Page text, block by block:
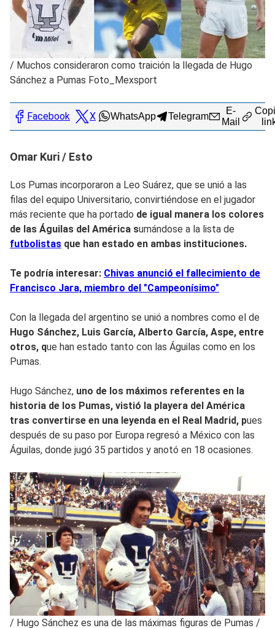
/ Muchos consideraron como traición la llegada de Hugo
Sánchez a Pumas Foto_Mexsport
Facebook X WhatsApp Telegram
E-
Mail
Omar Kuri / Esto
Los Pumas incorporaron a Leo Suárez, que se unió a las
filas del equipo Universitario, convirtiéndose en el jugador
más reciente que ha portado de igual manera los colores
de las Águilas del América sumándose a la lista de
futbolistas que han estado en ambas instituciones.
Te podría interesar: Chivas anunció el fallecimiento de
Francisco Jara, miembro del "Campeonísimo"
Con la llegada del argentino se unió a nombres como el de
Hugo Sánchez, Luis García, Alberto García, Aspe, entre
otros, que han estado tanto con las Águilas como en los
Pumas.
Hugo Sánchez, uno de los máximos referentes en la
historia de los Pumas, vistió la playera del América
tras convertirse en una leyenda en el Real Madrid, pues
después de su paso por Europa regresó a México con las
Águilas, donde jugó 35 partidos y anotó en 18 ocasiones.
/ Hugo Sánchez es una de las máximas figuras de Pumas /